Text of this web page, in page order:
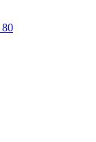
80